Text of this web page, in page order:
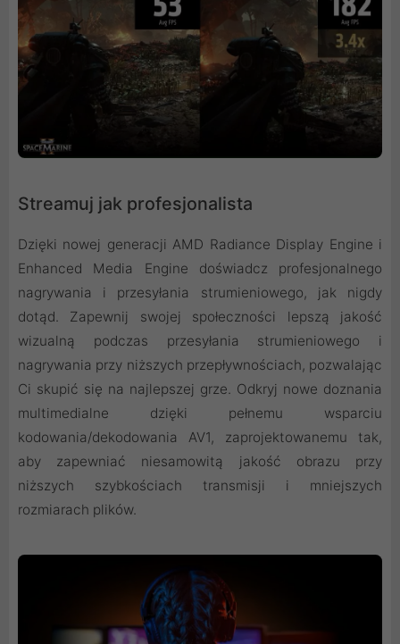
Streamuj jak profesjonalista
Dzięki nowej generacji AMD Radiance Display Engine i
Enhanced Media Engine doświadcz profesjonalnego
nagrywania i przesyłania strumieniowego, jak nigdy
dotąd. Zapewnij swojej społeczności lepszą jakość
wizualną podczas przesyłania strumieniowego i
nagrywania przy niższych przepływnościach, pozwalając
Ci skupić się na najlepszej grze. Odkryj nowe doznania
multimedialne dzięki pełnemu wsparciu
kodowania/dekodowania AV1, zaprojektowanemu tak,
aby zapewniać niesamowitą jakość obrazu przy
niższych szybkościach transmisji i mniejszych
rozmiarach plików.